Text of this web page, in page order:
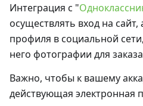
Интеграция с "
осуществлять вход на
профиля в социальной
него фотографии для
Важно, чтобы к вашему
действующая электронная